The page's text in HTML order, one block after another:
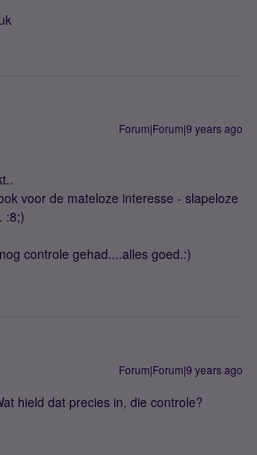
Forum|Forum|9 years ago
voor de mateloze interesse - slapeloze
:8;)
controle gehad....alles goed.:)
Forum|Forum|9 years ago
hield dat precies in, die controle?